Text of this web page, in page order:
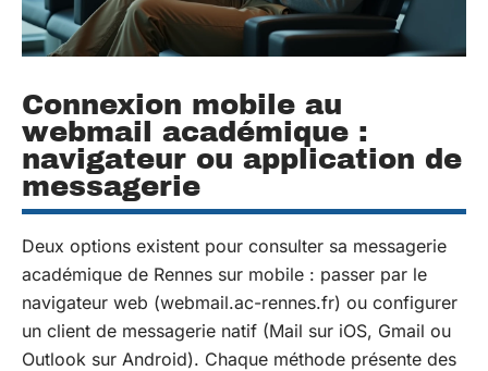
Connexion mobile au
webmail académique :
navigateur ou application de
messagerie
Deux options existent pour consulter sa messagerie
académique de Rennes sur mobile : passer par le
navigateur web (webmail.ac-rennes.fr) ou configurer
un client de messagerie natif (Mail sur iOS, Gmail ou
Outlook sur Android). Chaque méthode présente des